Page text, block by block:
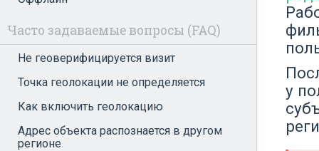
Часто задаваемые вопросы (FAQ)
Не геоверифицируется визит
Точка геолокации не определяется
Как включить геолокацию
Адрес объекта распознается в другом
регионе
у